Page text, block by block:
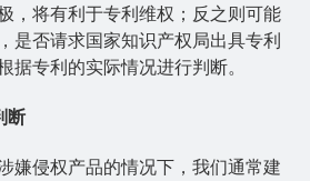
将有利于专利维权；反之则可能
是否请求国家知识产权局出具专利
据专利的实际情况进行判断。
断
嫌侵权产品的情况下，我们通常建